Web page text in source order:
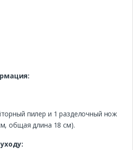
пилер и 1 разделочный нож
общая длина 18 см).